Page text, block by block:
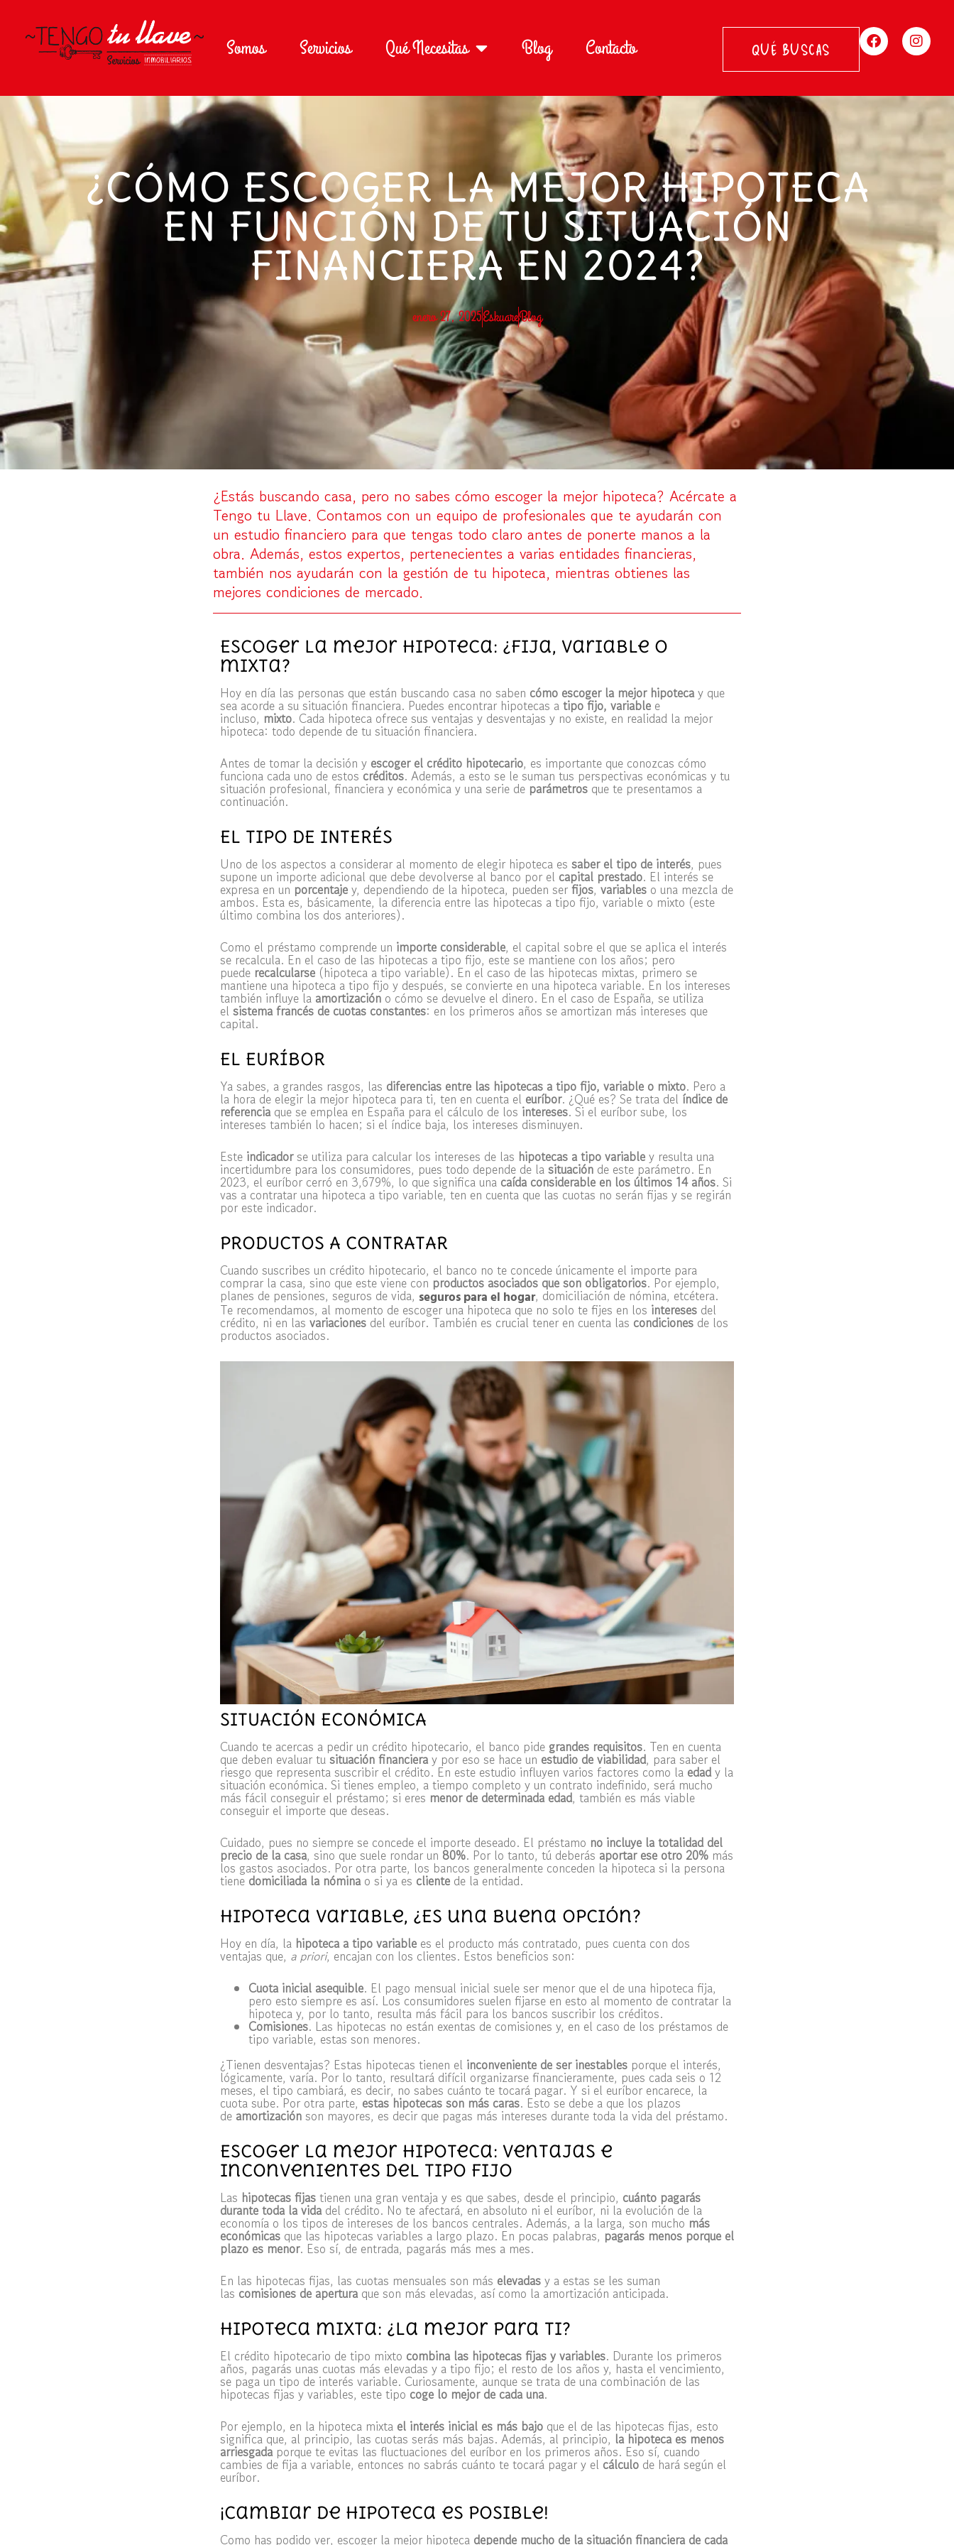
Somos Servicios Qué Necesitas Blog Contacto QUÉ BUSCAS
¿CÓMO ESCOGER LA MEJOR HIPOTECA
EN FUNCIÓN DE TU SITUACIÓN
FINANCIERA EN 2024?
enero 27, 2025EskuareBlog
¿Estás buscando casa, pero no sabes cómo escoger la mejor hipoteca? Acércate a
Tengo tu Llave. Contamos con un equipo de profesionales que te ayudarán con
un estudio financiero para que tengas todo claro antes de ponerte manos a la
obra. Además, estos expertos, pertenecientes a varias entidades financieras,
también nos ayudarán con la gestión de tu hipoteca, mientras obtienes las
mejores condiciones de mercado.
Escoger la mejor hipoteca: ¿Fija, variable o
mixta?
Hoy en día las personas que están buscando casa no saben cómo escoger la mejor hipoteca y que
sea acorde a su situación financiera. Puedes encontrar hipotecas a tipo fijo, variable e
incluso, mixto. Cada hipoteca ofrece sus ventajas y desventajas y no existe, en realidad la mejor
hipoteca: todo depende de tu situación financiera.
Antes de tomar la decisión y escoger el crédito hipotecario, es importante que conozcas cómo
funciona cada uno de estoscréditos. Además, a esto se le suman tus perspectivas económicas y tu
situación profesional, financiera y económica y una serie de parámetros que te presentamos a
continuación.
EL TIPO DE INTERÉS
Uno de los aspectos a considerar al momento de elegir hipoteca es saber el tipo de interés, pues
supone un importe adicional que debe devolverse al banco por el capital prestado. El interés se
expresa en un porcentaje y, dependiendo de la hipoteca, pueden ser fijos,variables o una mezcla de
ambos. Esta es, básicamente, la diferencia entre las hipotecas a tipo fijo, variable o mixto (este
último combina los dos anteriores).
Como el préstamo comprende un importe considerable, el capital sobre el que se aplica el interés
se recalcula. En el caso de las hipotecas a tipo fijo, este se mantiene con los años; pero
puede recalcularse (hipoteca a tipo variable). En el caso de las hipotecas mixtas, primero se
mantiene una hipoteca a tipo fijo y después, se convierte en una hipoteca variable. En los intereses
también influye la amortización o cómo se devuelve el dinero. En el caso de España, se utiliza
el sistema francés de cuotas constantes: en los primeros años se amortizan más intereses que
capital.
EL EURÍBOR
Ya sabes, a grandes rasgos, las diferencias entre las hipotecas a tipo fijo, variable o mixto. Pero a
la hora de elegir la mejor hipoteca para ti, ten en cuenta el euríbor. ¿Qué es? Se trata del índice de
referencia que se emplea en España para el cálculo de los intereses. Si el euríbor sube, los
intereses también lo hacen; si el índice baja, los intereses disminuyen.
Este indicadorse utiliza para calcular los intereses de las hipotecas a tipo variable y resulta una
incertidumbre para los consumidores, pues todo depende de la situación de este parámetro. En
2023, el euríbor cerró en 3,679%, lo que significa una caída considerable en los últimos 14 años. Si
vas a contratar una hipoteca a tipo variable, ten en cuenta que las cuotas no serán fijas y se regirán
por este indicador.
PRODUCTOS A CONTRATAR
Cuando suscribes un crédito hipotecario, el banco no te concede únicamente el importe para
comprar la casa, sino que este viene con productos asociados que son obligatorios. Por ejemplo,
planes de pensiones, seguros de vida, seguros para el hogar, domiciliación de nómina, etcétera.
Te recomendamos, al momento de escoger una hipoteca que no solo te fijes en los intereses del
crédito, ni en las variaciones del euríbor. También es crucial tener en cuenta las condiciones de los
productos asociados.
SITUACIÓN ECONÓMICA
Cuando te acercas a pedir un crédito hipotecario, el banco pide grandes requisitos. Ten en cuenta
que deben evaluar tusituación financiera y por eso se hace un estudio de viabilidad, para saber el
riesgo que representa suscribir el crédito. En este estudio influyen varios factores como la edad y la
situación económica. Si tienes empleo, a tiempo completo y un contrato indefinido, será mucho
más fácil conseguir el préstamo; si eres menor de determinada edad, también es más viable
conseguir el importe que deseas.
Cuidado, pues no siempre se concede el importe deseado. El préstamo no incluye la totalidad del
precio de la casa, sino que suele rondar un 80%. Por lo tanto, tú deberás aportar ese otro 20% más
los gastos asociados. Por otra parte, los bancos generalmente conceden la hipoteca si la persona
tiene domiciliada la nómina o si ya es cliente de la entidad.
Hipoteca variable, ¿Es una buena opción?
Hoy en día, la hipoteca a tipo variable es el producto más contratado, pues cuenta con dos
ventajas que, a priori, encajan con los clientes. Estos beneficios son:
Cuota inicial asequible. El pago mensual inicial suele ser menor que el de una hipoteca fija,
pero esto siempre es así. Los consumidores suelen fijarse en esto al momento de contratar la
hipoteca y, por lo tanto, resulta más fácil para los bancos suscribir los créditos.
Comisiones. Las hipotecas no están exentas de comisiones y, en el caso de los préstamos de
tipo variable, estas son menores.
¿Tienen desventajas? Estas hipotecas tienen el inconveniente de ser inestables porque el interés,
lógicamente, varía. Por lo tanto, resultará difícil organizarse financieramente, pues cada seis o 12
meses, el tipo cambiará, es decir, no sabes cuánto te tocará pagar. Y si el euríbor encarece, la
cuota sube. Por otra parte, estas hipotecas son más caras. Esto se debe a que los plazos
de amortización son mayores, es decir que pagas más intereses durante toda la vida del préstamo.
Escoger la mejor hipoteca: Ventajas e
inconvenientes del tipo fijo
Las hipotecas fijas tienen una gran ventaja y es que sabes, desde el principio, cuánto pagarás
durante toda la vida del crédito. No te afectará, en absoluto ni el euríbor, ni la evolución de la
economía o los tipos de intereses de los bancos centrales. Además, a la larga, son mucho más
económicas que las hipotecas variables a largo plazo. En pocas palabras, pagarás menos porque el
plazo es menor. Eso sí, de entrada, pagarás más mes a mes.
En las hipotecas fijas, las cuotas mensuales son más elevadas y a estas se les suman
las comisiones de apertura que son más elevadas, así como la amortización anticipada.
Hipoteca mixta: ¿La mejor para ti?
El crédito hipotecario de tipo mixto combina las hipotecas fijas y variables. Durante los primeros
años, pagarás unas cuotas más elevadas y a tipo fijo; el resto de los años y, hasta el vencimiento,
se paga un tipo de interés variable. Curiosamente, aunque se trata de una combinación de las
hipotecas fijas y variables, este tipo coge lo mejor de cada una.
Por ejemplo, en la hipoteca mixta el interés inicial es más bajo que el de las hipotecas fijas, esto
significa que, al principio, las cuotas serás más bajas. Además, al principio, la hipoteca es menos
arriesgada porque te evitas las fluctuaciones del euríbor en los primeros años. Eso sí, cuando
cambies de fija a variable, entonces no sabrás cuánto te tocará pagar y el cálculo de hará según el
euríbor.
¡Cambiar de hipoteca es posible!
Como has podido ver, escoger la mejor hipoteca depende mucho de la situación financiera de cada